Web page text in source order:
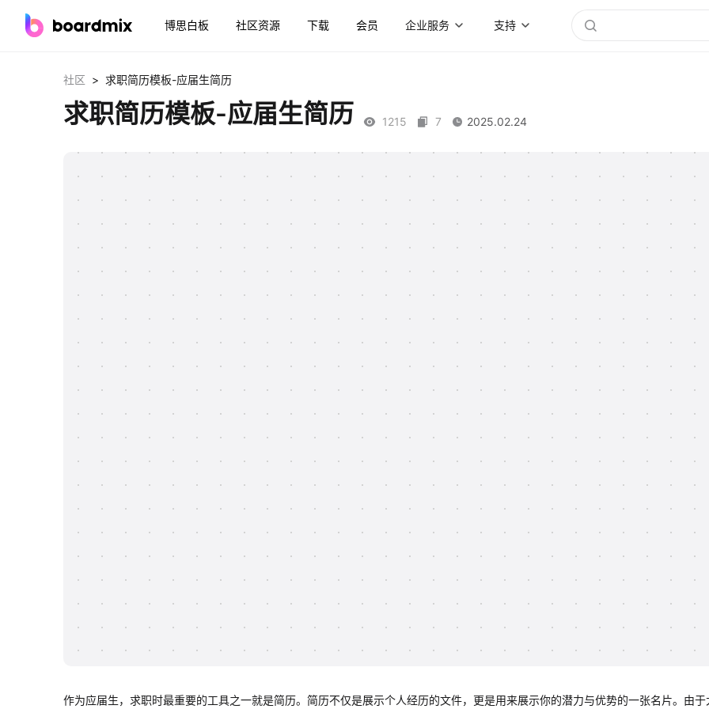
博思白板 社区资源 下载 会员 企业服务 支持
社区 > 求职简历模板-应届生简历
求职简历模板-应届生简历 1215 7 2025.02.24
作为应届生，求职时最重要的工具之一就是简历。简历不仅是展示个人经历的文件，更是用来展示你的潜力与优势的一张名片。由于